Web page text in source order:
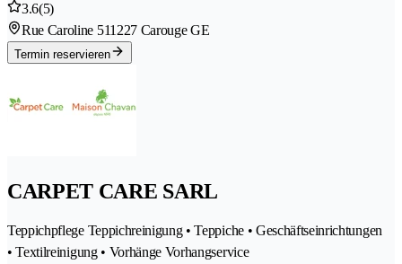
3.6(5)
Rue Caroline 511227 Carouge GE
Termin reservieren
CARPET CARE SARL
Teppichpflege Teppichreinigung • Teppiche • Geschäftseinrichtungen
• Textilreinigung • Vorhänge Vorhangservice